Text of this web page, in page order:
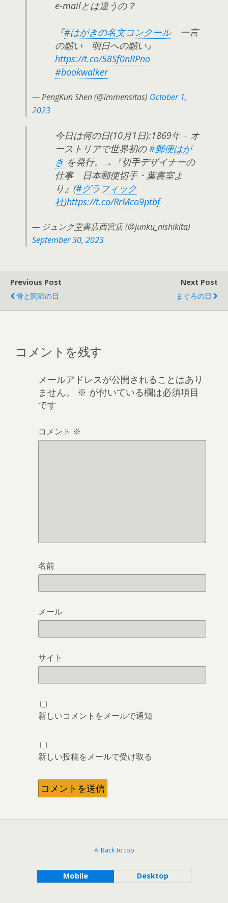
e-mailとは違うの？
『#はがきの名文コンクール一言
の願い 明日への願い』
https://t.co/58Sf0nRPno
#bookwalker
— PengKun Shen (@immensitas) October 1,
2023
今日は何の日(10月1日):1869年 – オ
ーストリアで世界初の#郵便はが
き を発行。→『切手デザイナーの
仕事 日本郵便切手・葉書室よ
り』(#グラフィック
社)https://t.co/RrMco9ptbf
— ジュンク堂書店西宮店 (@junku_nishikita)
September 30, 2023
Previous Post
骨と関節の日
Next Post
まぐろの日
コメントを残す
メールアドレスが公開されることはあり
ません。
※ が付いている欄は必須項目
です
コメント ※
名前
メール
サイト
新しいコメントをメールで通知
新しい投稿をメールで受け取る
Back to top
Mobile Desktop